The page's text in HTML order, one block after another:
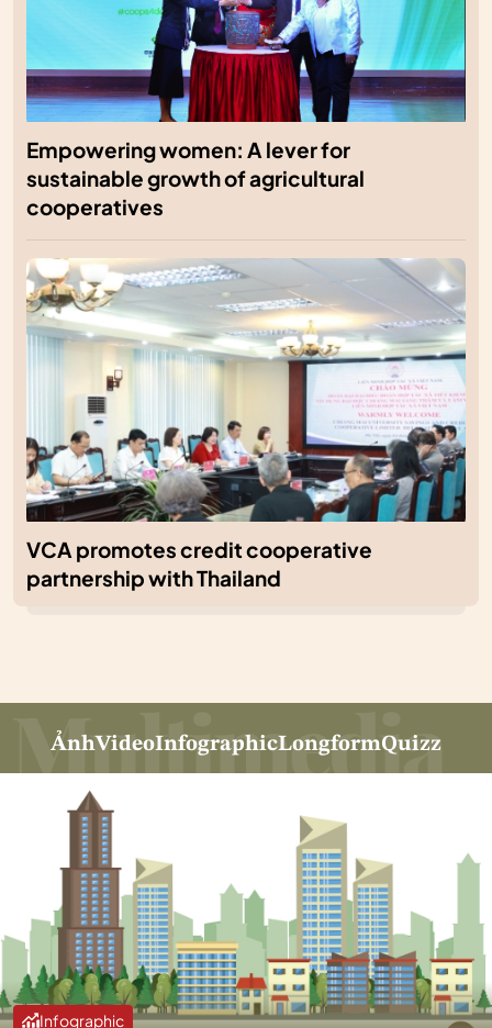
Empowering women: A lever for
sustainable growth of agricultural
cooperatives
VCA promotes credit cooperative
partnership with Thailand
ẢnhVideoInfographicLongformQuizz
Infographic